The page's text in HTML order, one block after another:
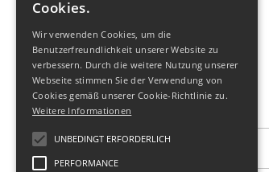
Cookies.
Wir verwenden Cookies, um die
Benutzerfreundlichkeit unserer Website zu
verbessern. Durch die weitere Nutzung unserer
Webseite stimmen Sie der Verwendung von
Cookies gemäß unserer Cookie-Richtlinie zu.
Weitere Informationen
UNBEDINGT ERFORDERLICH
PERFORMANCE